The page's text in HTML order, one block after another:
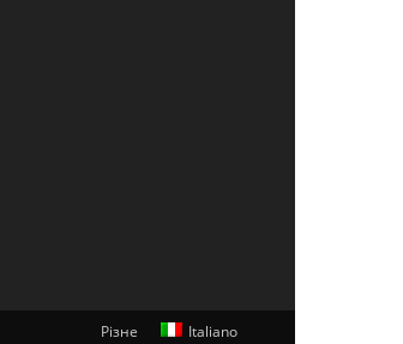
Різне Italiano